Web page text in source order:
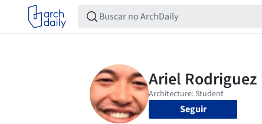
Seguir